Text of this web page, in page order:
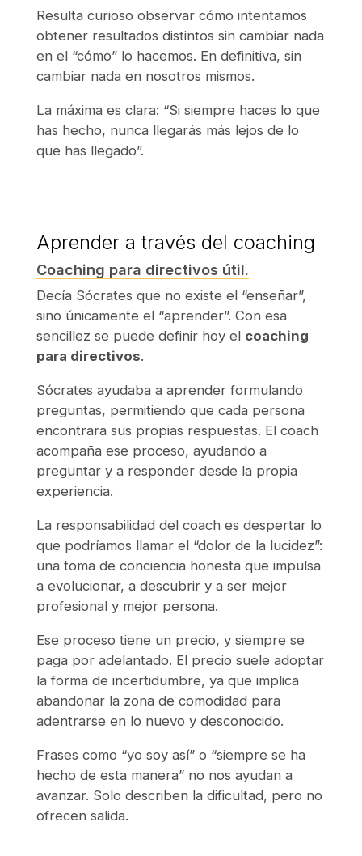
Resulta curioso observar cómo intentamos
obtener resultados distintos sin cambiar nada
en el “cómo” lo hacemos. En definitiva, sin
cambiar nada en nosotros mismos.
La máxima es clara: “Si siempre haces lo que
has hecho, nunca llegarás más lejos de lo
que has llegado”.
Aprender a través del coaching
Coaching para directivos útil.
Decía Sócrates que no existe el “enseñar”,
sino únicamente el “aprender”. Con esa
sencillez se puede definir hoy el coaching
para directivos.
Sócrates ayudaba a aprender formulando
preguntas, permitiendo que cada persona
encontrara sus propias respuestas. El coach
acompaña ese proceso, ayudando a
preguntar y a responder desde la propia
experiencia.
La responsabilidad del coach es despertar lo
que podríamos llamar el “dolor de la lucidez”:
una toma de conciencia honesta que impulsa
a evolucionar, a descubrir y a ser mejor
profesional y mejor persona.
Ese proceso tiene un precio, y siempre se
paga por adelantado. El precio suele adoptar
la forma de incertidumbre, ya que implica
abandonar la zona de comodidad para
adentrarse en lo nuevo y desconocido.
Frases como “yo soy así” o “siempre se ha
hecho de esta manera” no nos ayudan a
avanzar. Solo describen la dificultad, pero no
ofrecen salida.